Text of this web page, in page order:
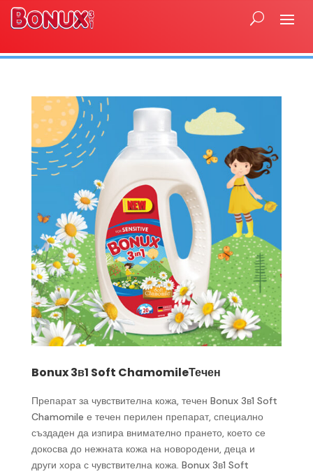
Bonux 3в1 Soft ChamomileТечен
Препарат за чувствителна кожа, течен Bonux 3в1 Soft
Chamomile е течен перилен препарат, специално
създаден да изпира внимателно прането, което се
докосва до нежната кожа на новородени, деца и
други хора с чувствителна кожа. Bonux 3в1 Soft